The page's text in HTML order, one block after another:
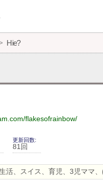
Hie?
flakesofrainbow/
更新回数
81回
活、スイス、育児、3児ママ、